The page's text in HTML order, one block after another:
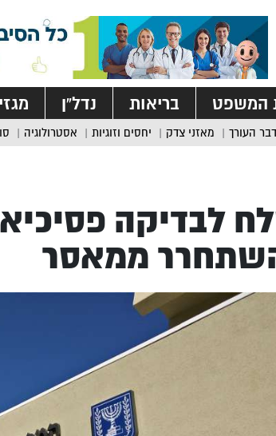
המשפט בריאות נדל”ן
דבר העורך מאזני צדק יחסים וזוגיות אסטרולוגיה
לבדיקה
ממאסר